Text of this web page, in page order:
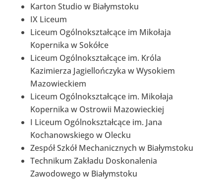
Karton Studio w Białymstoku
IX Liceum
Liceum Ogólnokształcące im Mikołaja
Kopernika w Sokółce
Liceum Ogólnokształcące im. Króla
Kazimierza Jagiellończyka w Wysokiem
Mazowieckiem
Liceum Ogólnokształcące im. Mikołaja
Kopernika w Ostrowii Mazowieckiej
I Liceum Ogólnokształcące im. Jana
Kochanowskiego w Olecku
Zespół Szkół Mechanicznych w Białymstoku
Technikum Zakładu Doskonalenia
Zawodowego w Białymstoku